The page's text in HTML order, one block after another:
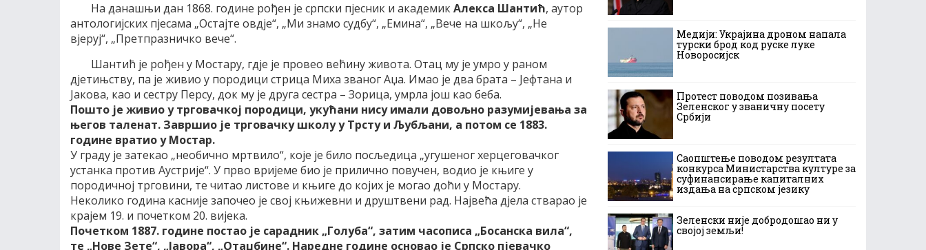
На данашњи дан 1868. године рођен је српски пјесник и академикАлекса Шантић, аутор
антологијских пјесама „Остајте овдје“, „Ми знамо судбу“, „Емина“, „Вече на шкољу“, „Не
вјеруј“, „Претпразничко вече“.
Шантић је рођен у Мостару, гдје је провео већину живота. Отац му је умро у раном
дјетињству, па је живио у породици стрица Миха званог Аџа. Имао је два брата – Јефтана и
Јакова, као и сестру Персу, док му је друга сестра – Зорица, умрла још као беба.
Пошто је живио у трговачкој породици, укућани нису имали довољно разумијевања за
његов таленат. Завршио је трговачку школу у Трсту и Љубљани, а потом се 1883.
године вратио у Мостар.
У граду је затекао „необично мртвило“, које је било посљедица „угушеног херцеговачког
устанка против Аустрије“. У прво вријеме био је прилично повучен, водио је књиге у
породичној трговини, те читао листове и књиге до којих је могао доћи у Мостару.
Неколико година касније започео је свој књижевни и друштвени рад. Највећа дјела стварао је
крајем 19. и почетком 20. вијека.
Почетком 1887. године постао је сарадник „Голуба“, затим часописа „Босанска вила“,
те „Нове Зете“, „Јавора“, „Отаџбине“. Наредне године основао је Српско пјевачко
Медији: Украјина дроном напала
турски брод код руске луке
Новоросијск
Протест поводом позивања
Зеленског у званичну посету
Србији
Саопштење поводом резултата
конкурса Министарства културе за
суфинансирање капиталних
издања на српском језику
Зеленски није добродошао ни у
својој земљи!